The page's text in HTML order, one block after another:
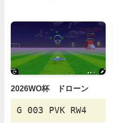
2026WO杯 ドローン
G 003 PVK RW4